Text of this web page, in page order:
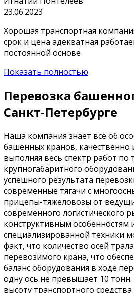
23.06.2023
Хорошая транспортная
срок и цена адекватная
постоянной основе
Показать полностью
Перевозка
Санкт-Петербурге
Наша компания знает всё об
башенных кранов, качественно
выполняя весь спектр работ по
крупногабаритного
успешного результата
современные тягачи с
прицепы-тяжеловозы от
современного логистического
конструктивным особенностям
специализированной техники
факт, что количество осей
перевозимого крана, что
баланс оборудования в ходе
одну ось не превышает 10
высоту транспортного средства